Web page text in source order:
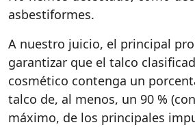
asbestiformes.
A nuestro juicio, el principal
garantizar que el talco
cosmético contenga un
talco de, al menos, un 90 %
máximo, de los principales